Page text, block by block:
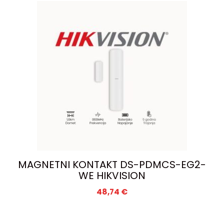
MAGNETNI KONTAKT DS-PDMCS-EG2-
WE HIKVISION
48,74 €